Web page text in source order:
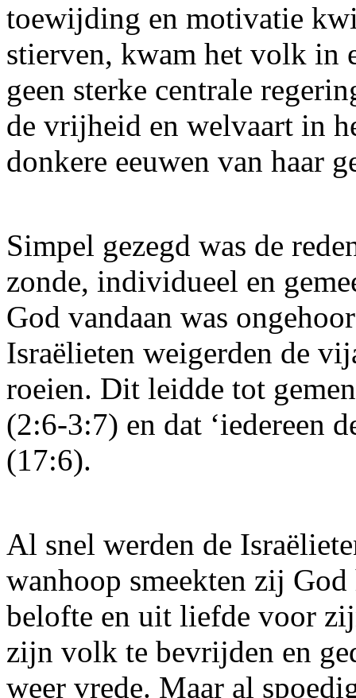
toewijding en motivatie
stierven, kwam het volk in
geen sterke centrale
de vrijheid en welvaart in
donkere eeuwen van haar
Simpel gezegd was de
zonde, individueel en
God vandaan was
Israëlieten weigerden de
roeien. Dit leidde tot
(2:6-3:7) en dat ‘iedereen
(17:6).
Al snel werden de
wanhoop smeekten zij
belofte en uit liefde voor
zijn volk te bevrijden en
weer vrede. Maar al